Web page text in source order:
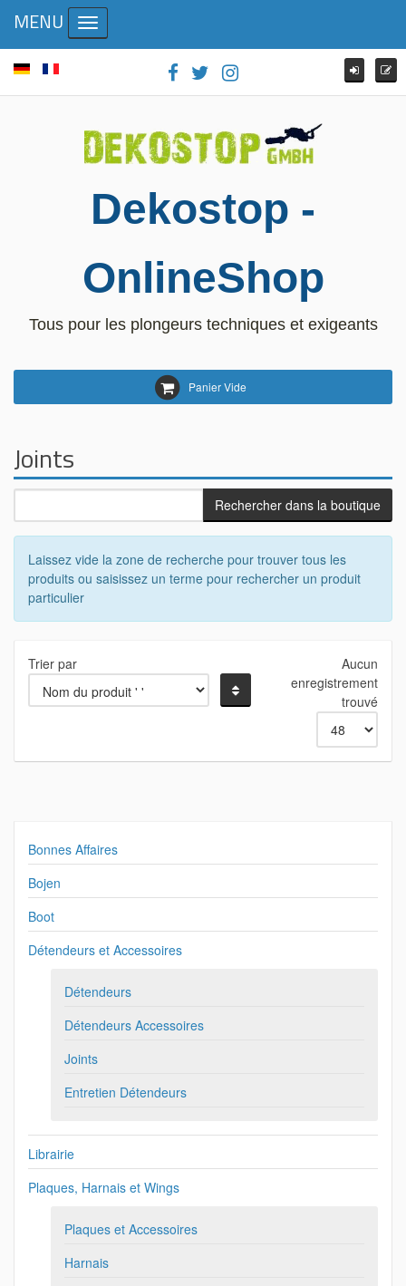
Dekostop -
OnlineShop
Tous pour les plongeurs techniques et exigeants
Panier Vide
MENU Toggle navigation
Joints
Laissez vide la zone de recherche pour trouver tous les
produits ou saisissez un terme pour rechercher un produit
particulier
Trier par
Aucun
enregistrement
trouvé
Bonnes Affaires
Bojen
Boot
Détendeurs et Accessoires
Détendeurs
Détendeurs Accessoires
Joints
Entretien Détendeurs
Librairie
Plaques, Harnais et Wings
Plaques et Accessoires
Harnais